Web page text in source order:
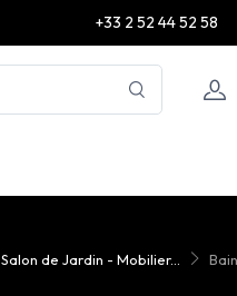
+33 2 52 44 52 58
Salon de Jardin - Mobilier...